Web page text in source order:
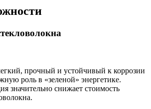
прочный и устойчивый к коррозии
роль в «зеленой» энергетике.
значительно снижает стоимость